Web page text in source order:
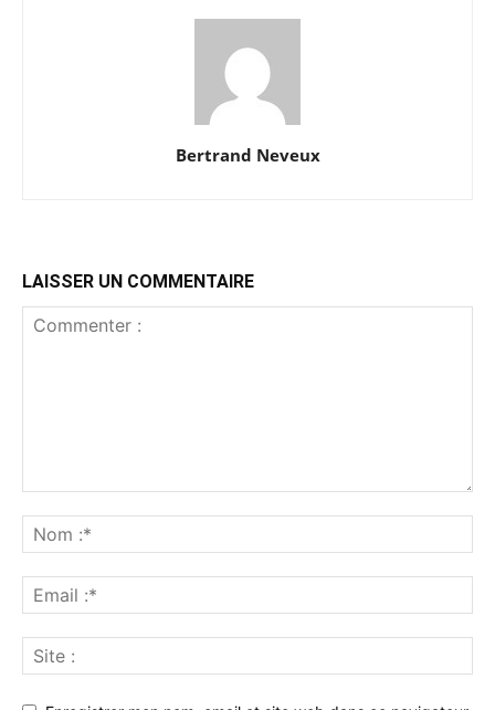
Bertrand Neveux
LAISSER UN COMMENTAIRE